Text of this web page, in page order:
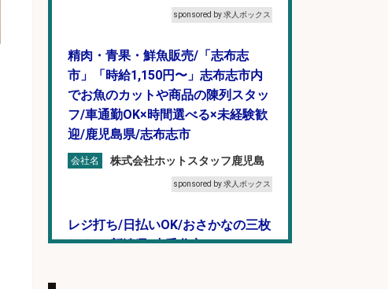
sponsored by 求人ボックス
精肉・青果・鮮魚販売/「志布志
市」「時給1,150円〜」志布志市内
でお魚のカットや商品の陳列スタッ
フ/車通勤OK×時間選べる×未経験歓
迎/鹿児島県/志布志市
会社名 株式会社ホットスタッフ鹿児島
sponsored by 求人ボックス
レジ打ち/日払いOK/おさかなの三枚
おろし/新潟県/小千谷市